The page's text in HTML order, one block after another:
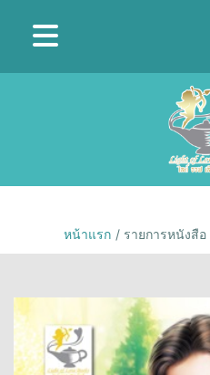
หน้าแรก / รายการหนังสือ